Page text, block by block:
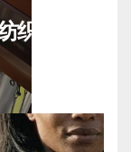
织工艺